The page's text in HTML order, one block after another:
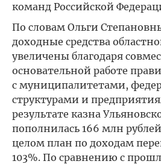
команд Российской
По словам Ольги
доходные средства
увеличены благодаря
основательной работе
с муниципалитетами,
структурами и
результате казна
пополнилась 166 млн
целом план по доходам
103%. По сравнению с